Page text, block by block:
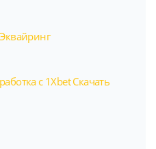
с 1Xbet Скачать